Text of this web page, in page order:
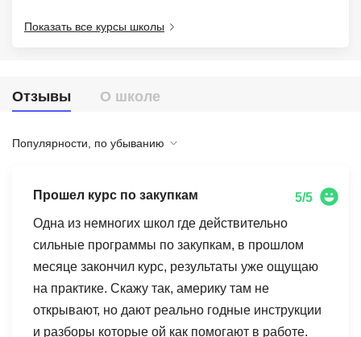
Показать все курсы школы
Отзывы О школе
Популярности, по убыванию
Прошел курс по закупкам
5/5
Одна из немногих школ где действительно
сильные программы по закупкам, в прошлом
месяце закончил курс, результаты уже ощущаю
на практике. Скажу так, америку там не
открывают, но дают реально годные инструкции
и разборы которые ой как помогают в работе.
ДПО
Акции и промокоды